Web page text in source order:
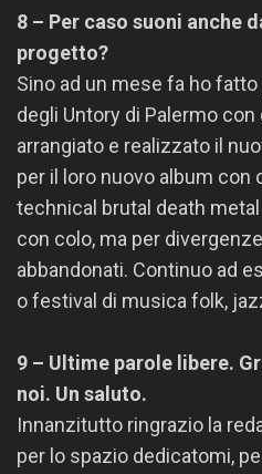
8 – Per caso suoni anche
progetto?
Sino ad un mese fa ho
degli Untory di Palermo
arrangiato e realizzato il
per il loro nuovo album con
technical brutal death
con colo, ma per
abbandonati. Continuo ad
o festival di musica folk,
9 – Ultime parole libere.
noi. Un saluto.
Innanzitutto ringrazio la
per lo spazio dedicatomi,